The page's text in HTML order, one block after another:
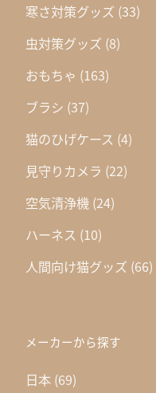
寒さ対策グッズ (33)
虫対策グッズ (8)
おもちゃ (163)
ブラシ (37)
猫のひげケース (4)
見守りカメラ (22)
空気清浄機 (24)
ハーネス (10)
人間向け猫グッズ (66)
メーカーから探す
日本 (69)